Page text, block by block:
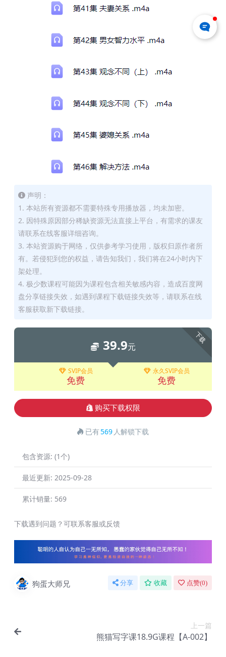
声明：
1. 本站所有资源都不需要特殊专用播放器，均未加密。
2. 因特殊原因部分稀缺资源无法直接上平台，有需求的课友
请联系在线客服详细咨询。
3. 本站资源购于网络，仅供参考学习使用，版权归原作者所
有。若侵犯到您的权益，请告知我们，我们将在24小时内下
架处理。
4. 极少数课程可能因为课程包含相关敏感内容，造成百度网
盘分享链接失效，如遇到课程下载链接失效等，请联系在线
客服获取新下载链接。
下载
39.9元
SVIP会员
免费
永久SVIP会员
免费
购买下载权限
已有569 人解锁下载
包含资源: (1个)
最近更新: 2025-09-28
累计销量: 569
下载遇到问题？可联系客服或反馈
狗蛋大师兄 分享 收藏 点赞(0)
上一篇
熊猫写字课18.9G课程【A-002】